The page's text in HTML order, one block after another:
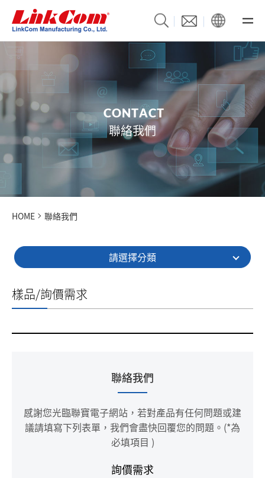
CO NTACT
聯絡我們
HOME 聯絡我們
請選擇分類
樣品/詢價需求
聯絡我們
感謝您光臨聯寶電子網站，若對產品有任何問題或建
議請填寫下列表單，我們會盡快回覆您的問題。 (*為
必填項目 )
詢價需求